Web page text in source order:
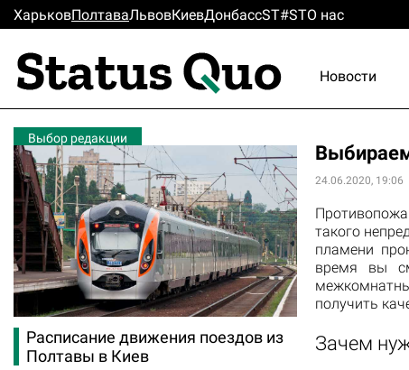
ХарьковПолтаваЛьвовКиевДонбассST#STО нас
Новости
Выбор редакции
Расписание движения поездов из
Полтавы в Киев
24.06.2020, 19:06
такого
пламени
время вы
получить
Зачем